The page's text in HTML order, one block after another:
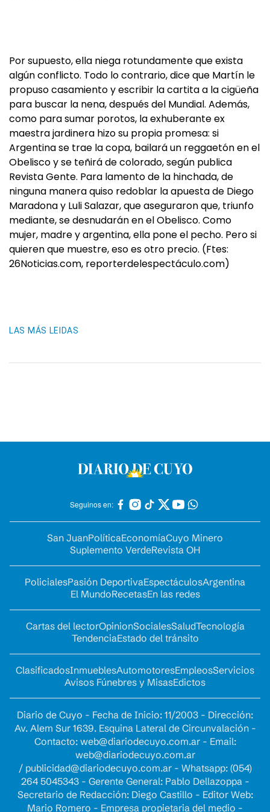
Por supuesto, ella niega rotundamente que exista
algún conflicto. Todo lo contrario, dice que Martín le
propuso casamiento y escribir la cartita a la cigüeña
para buscar la nena, después del Mundial. Además,
como para sumar porotos, la exhuberante ex
maestra jardinera hizo su propia promesa: si
Argentina se trae la copa, bailará un reggaetón en el
Obelisco y se teñirá de colorado, según publica
Revista Gente. Para lamento de la hinchada, de
ninguna manera quiso redoblar la apuesta de Diego
Maradona y Luli Salazar, que aseguraron que, triunfo
mediante, se desnudarán en el Obelisco. Como
mujer, madre y argentina, ella pone el pecho. Pero si
quieren que muestre, eso es otro precio. (Ftes:
26Noticias.com, reporterdelespectáculo.com)
LAS MÁS LEIDAS
Seguinos en:
San JuanPolíticaEconomíaCuyo Minero
Suplemento VerdeRevista OH
PolicialesPasión DeportivaEspectáculosArgentina
El MundoRecetasEn las redes
Cartas del lectorOpinionSocialesSaludTecnología
TendenciaEstado del tránsito
ClasificadosInmueblesAutomotoresEmpleosServicios
Avisos Fúnebres y MisasEdictos
Diario de Cuyo - Fecha de Inicio: 11/2003 - Dirección:
Av. Alem Sur 1639. Esquina Lateral de Circunvalación -
Contacto: web@diariodecuyo.com.ar- Email:
web@diariodecuyo.com.ar
/ publicidad@diariodecuyo.com.ar- Whatsapp: (054)
264 5045343 - Gerente General: Pablo Dellazoppa -
Secretario de Redacción: Diego Castillo - Editor Web:
Mario Romero - Empresa propietaria del medio -